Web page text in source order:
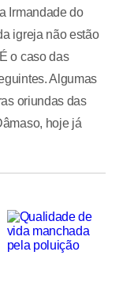
Irmandade do
igreja não estão
o caso das
Algumas
oriundas das
hoje já